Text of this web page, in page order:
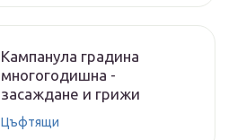
Кампанула градина
многогодишна -
засаждане и грижи
Цъфтящи